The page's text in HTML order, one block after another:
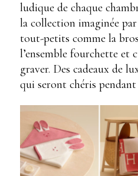
ludique de chaque
la collection imaginée
tout-petits comme la
l’ensemble fourchette et
graver. Des cadeaux de
qui seront chéris pendant